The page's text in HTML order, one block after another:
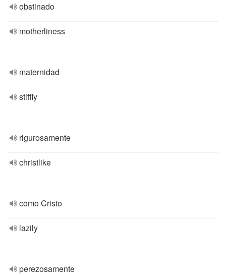
obstinado
motherliness
maternidad
stiffly
rigurosamente
christlike
como Cristo
lazily
perezosamente